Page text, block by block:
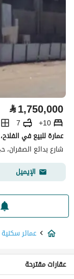
⃁1,750,000
10+
7
عمارة للبيع في
شارع بدائع
الإيميل
عمائر
عقارات مقترحة